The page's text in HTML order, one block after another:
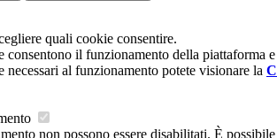
quali cookie consentire.
consentono il funzionamento della piattaforma
al funzionamento potete visionare la
non possono essere disabilitati. È